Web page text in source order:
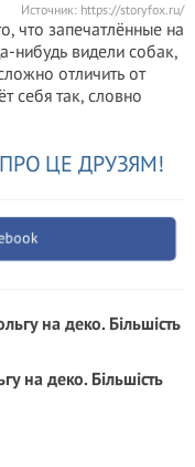
Источник: https://storyfox.ru/
что запечатлённые на
нибудь видели собак,
отличить от
себя так, словно
ЦЕ ДРУЗЯМ!
на деко. Більшість